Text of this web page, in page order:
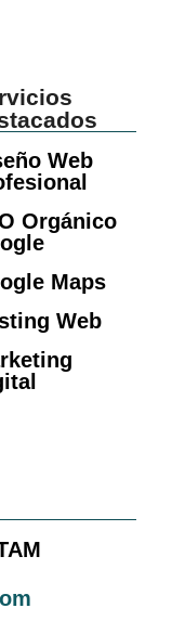
Web
Orgánico
Maps
Web